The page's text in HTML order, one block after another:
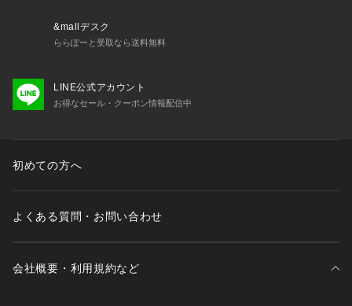
&mallデスク
ららぽーと受取なら送料無料
LINE公式アカウント
お得なセール・クーポン情報配信中
初めての方へ
よくある質問・お問い合わせ
会社概要・利用規約など